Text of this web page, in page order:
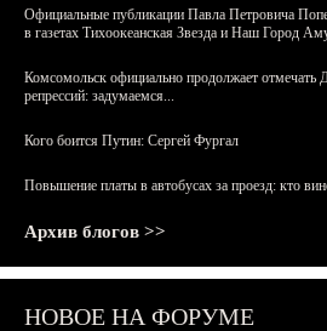
Официальные публикации Павла Петровича
в газетах Тихоокеанская Звезда и Наш Город
Комсомольск официально продолжает отмечать
репрессий: задумаемся...
Кого боится Путин: Сергей Фургал
Повышение платы в автобусах за проезд: кто
Архив блогов >>
НОВОЕ НА ФОРУМЕ